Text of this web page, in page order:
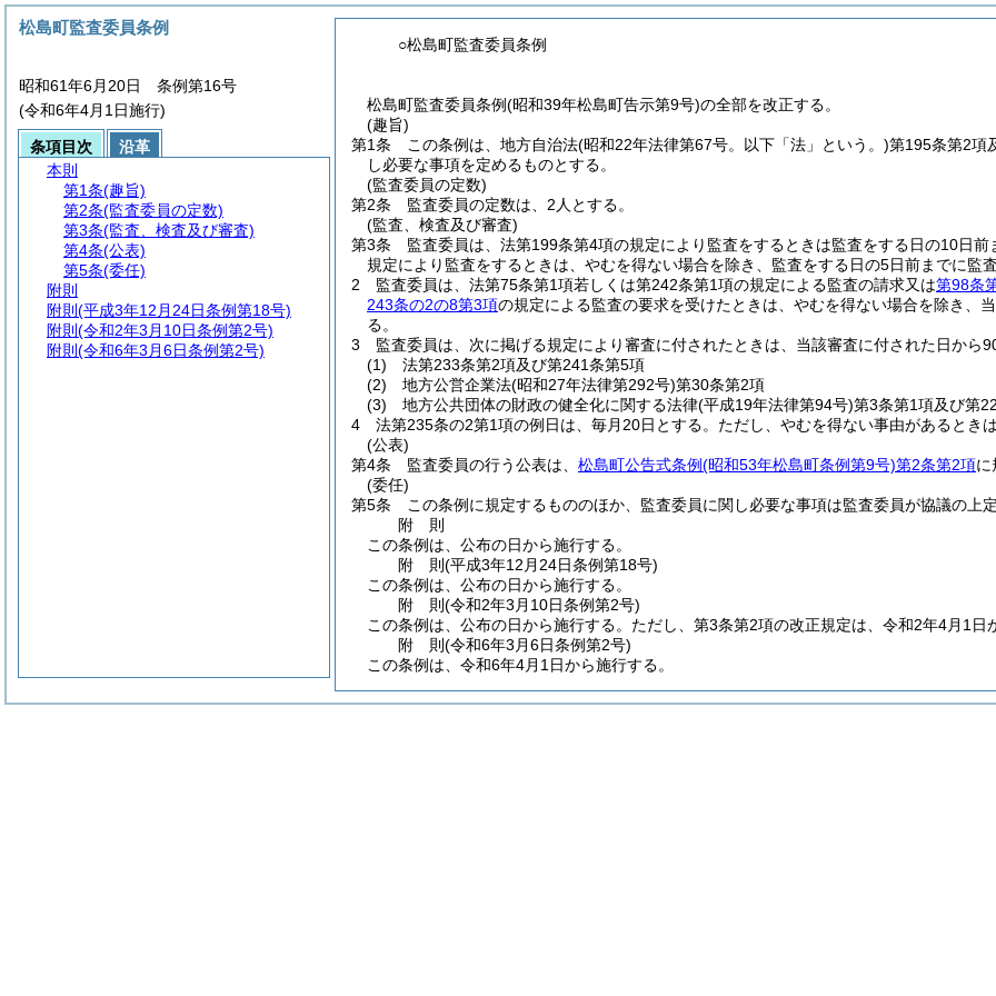
○松島町監査委員条例
松島町監査委員条例(昭和39年松島町告示第9号)の全部を改正する。
(趣旨)
第1条
この条例は、地方自治法(昭和22年法律第67号。以下「法」という。)第195条第2項
し必要な事項を定めるものとする。
(監査委員の定数)
第2条
監査委員の定数は、2人とする。
(監査、検査及び審査)
第3条
監査委員は、法第199条第4項の規定により監査をするときは監査をする日の10日
規定により監査をするときは、やむを得ない場合を除き、監査をする日の5日前までに監
2
監査委員は、法第75条第1項若しくは第242条第1項の規定による監査の請求又は第98条
243条の2の8第3項の規定による監査の要求を受けたときは、やむを得ない場合を除き、
る。
3
監査委員は、次に掲げる規定により審査に付されたときは、当該審査に付された日から
(1)
法第233条第2項及び第241条第5項
(2)
地方公営企業法(昭和27年法律第292号)第30条第2項
(3)
地方公共団体の財政の健全化に関する法律(平成19年法律第94号)第3条第1項及び第
4
法第235条の2第1項の例日は、毎月20日とする。 ただし、やむを得ない事由があるとき
(公表)
第4条
監査委員の行う公表は、 松島町公告式条例(昭和53年松島町条例第9号)第2条第2項に
(委任)
第5条
この条例に規定するもののほか、監査委員に関し必要な事項は監査委員が協議の上定
附 則
この条例は、公布の日から施行する。
附 則(平成3年12月24日条例第18号)
この条例は、公布の日から施行する。
附 則(令和2年3月10日条例第2号)
この条例は、公布の日から施行する。 ただし、第3条第2項の改正規定は、令和2年4月1日
附 則(令和6年3月6日条例第2号)
この条例は、令和6年4月1日から施行する。
松島町監査委員条例
昭和61年6月20日 条例第16号
(令和6年4月1日施行)
条項目次
沿革
本則
第1条(趣旨)
第2条(監査委員の定数)
第3条(監査、検査及び審査)
第4条(公表)
第5条(委任)
附則
附則 (平成3年12月24日条例第18号)
附則 (令和2年3月10日条例第2号)
附則 (令和6年3月6日条例第2号)